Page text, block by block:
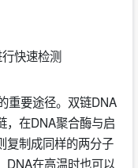
快速检测
重要途径。双链DNA
，在DNA聚合酶与启
复制成同样的两分子
DNA在高温时也可以